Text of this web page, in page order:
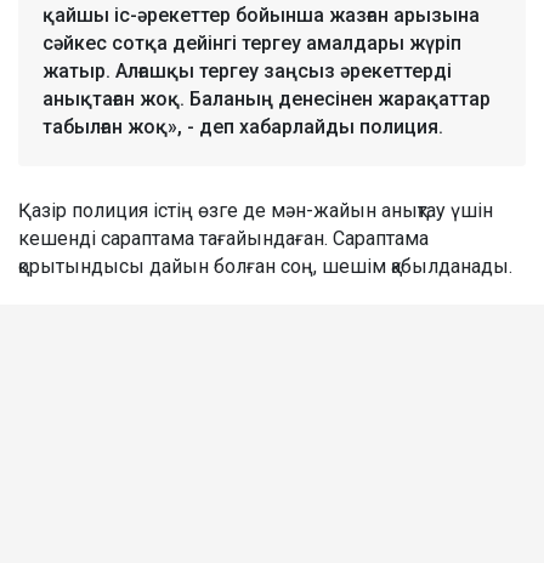
қайшы іс-әрекеттер бойынша жазған арызына
сәйкес сотқа дейінгі тергеу амалдары жүріп
жатыр. Алғашқы тергеу заңсыз әрекеттерді
анықтаған жоқ. Баланың денесінен жарақаттар
табылған жоқ», - деп хабарлайды полиция.
Қазір полиция істің өзге де мән-жайын анықтау үшін
кешенді сараптама тағайындаған. Сараптама
қорытындысы дайын болған соң, шешім қабылданады.